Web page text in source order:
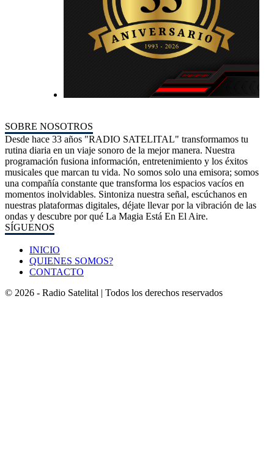
SOBRE NOSOTROS
Desde hace 33 años "RADIO SATELITAL" transformamos tu
rutina diaria en un viaje sonoro de la mejor manera. Nuestra
programación fusiona información, entretenimiento y los éxitos
musicales que marcan tu vida. No somos solo una emisora; somos
una compañía constante que transforma los espacios vacíos en
momentos inolvidables. Sintoniza nuestra señal, escúchanos en
nuestras plataformas digitales, déjate llevar por la vibración de las
ondas y descubre por qué La Magia Está En El Aire.
SÍGUENOS
INICIO
QUIENES SOMOS?
CONTACTO
© 2026 - Radio Satelital | Todos los derechos reservados